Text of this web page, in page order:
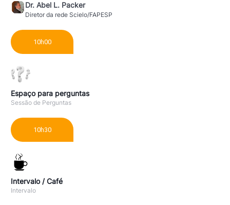
Dr. Abel L. Packer
Diretor da rede Scielo/FAPESP
Espaço para perguntas
Sessão de Perguntas
10h00
Intervalo / Café
Intervalo
10h30